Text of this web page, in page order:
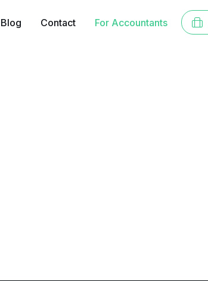
Blog Contact For Accountants